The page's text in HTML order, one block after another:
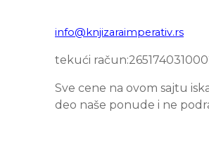
info@knjizaraimperativ.rs
tekući
Sve cene na ovom sajtu
deo naše ponude i ne